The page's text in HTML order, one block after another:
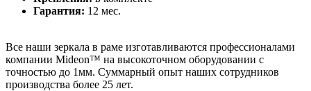
Гарантия: 12 мес.
Все наши зеркала в раме изготавливаются профессионалами
компании Mideon™ на высокоточном оборудовании с
точностью до 1мм. Суммарный опыт наших сотрудников
производства более 25 лет.